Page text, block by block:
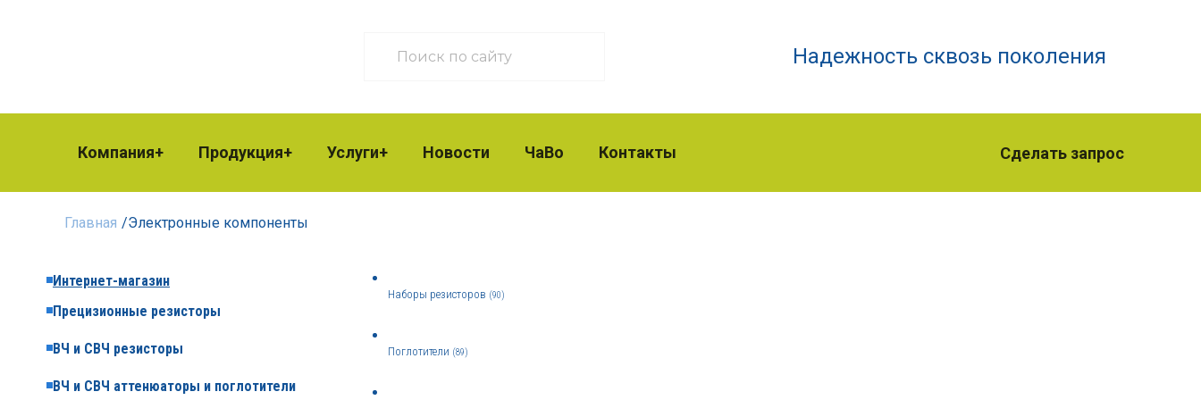
Надежность сквозь поколения
Компания Продукция Услуги Новости ЧаВо Контакты Сделать запрос
Главная /Электронные компоненты
Интернет-магазин
Прецизионные резисторы
ВЧ и СВЧ резисторы
ВЧ и СВЧ аттенюаторы и поглотители
Наборы резисторов (90)
Поглотители (89)